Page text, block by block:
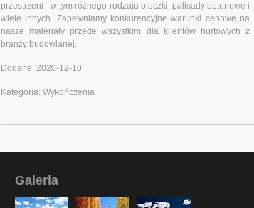
przestrzeni - w tym różnego rodzaju bloczki, palisady betonowe i
wiele innych. Zapewniamy konkurencyjne warunki cenowe na
nasze materiały przede wszystkim dla klientów hurtowych z
branży budowlanej.
Dodane: 2020-12-10
Kategoria: Wykończenia
Galeria